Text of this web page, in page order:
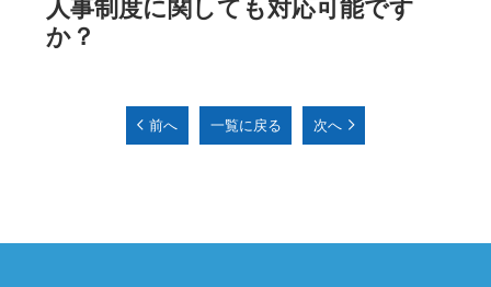
人事制度に関しても対応可能です
か？
前へ 一覧に戻る 次へ